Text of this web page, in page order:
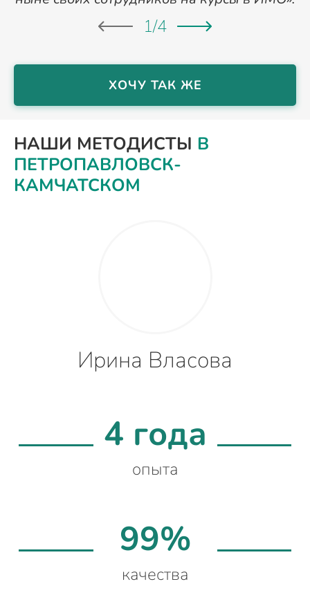
1/4
ХОЧУ ТАК ЖЕ
НАШИ МЕТОДИСТЫ В
ПЕТРОПАВЛОВСК-
КАМЧАТСКОМ
Ирина Власова
4 года
опыта
99%
качества